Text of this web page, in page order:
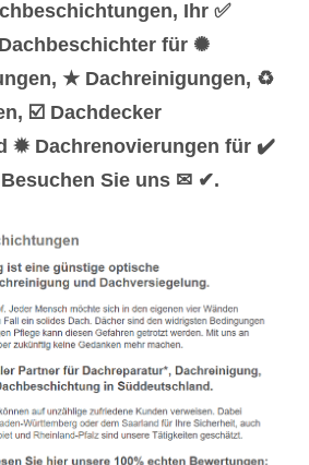
Ihr ✅
für ✺
★ Dachreinigungen, ♻
☑️ Dachdecker
✹ Dachrenovierungen für ✔️
Sie uns ✉ ✔.